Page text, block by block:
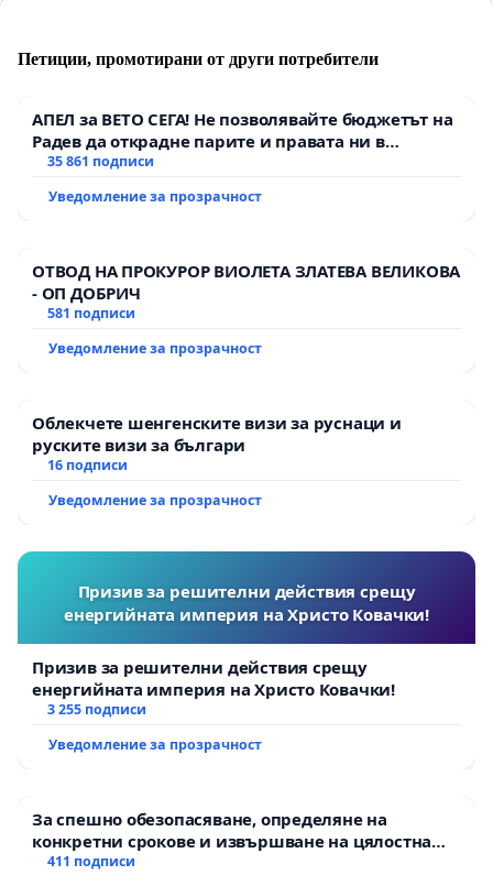
Петиции, промотирани от други потребители
АПЕЛ за ВЕТО СЕГА! Не позволявайте бюджетът на
Радев да открадне парите и правата ни в
тъмното
35 861 подписи
Уведомление за прозрачност
ОТВОД НА ПРОКУРОР ВИОЛЕТА ЗЛАТЕВА ВЕЛИКОВА
- ОП ДОБРИЧ
581 подписи
Уведомление за прозрачност
Облекчете шенгенските визи за руснаци и
руските визи за българи
16 подписи
Уведомление за прозрачност
Призив за решителни действия срещу
енергийната империя на Христо Ковачки!
Призив за решителни действия срещу
енергийната империя на Христо Ковачки!
3 255 подписи
Уведомление за прозрачност
За спешно обезопасяване, определяне на
конкретни срокове и извършване на цялостна
рехабилитация на републиканския път между
411 подписи